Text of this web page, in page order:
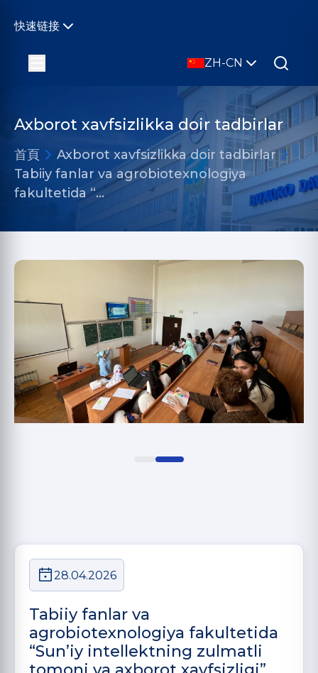
快速链接
ZH-CN
Axborot xavfsizlikka doir tadbirlar
首頁
Axborot xavfsizlikka doir tadbirlar
Tabiiy fanlar va agrobiotexnologiya
fakultetida “…
28.04.2026
Tabiiy fanlar va
agrobiotexnologiya fakultetida
“Sun’iy intellektning zulmatli